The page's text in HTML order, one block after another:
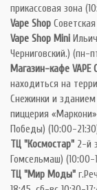
прикассовая зона
Vape Shop
Vape Shop Mini
Черниговский.) (пн-
Магазин-кафе VAPE
находиться на
Снежинки и
пиццерия
Победы) (10:00-
ТЦ "Космостар" 2-й
Гомсельмаш) (10:00-
ТЦ "Мир Моды"